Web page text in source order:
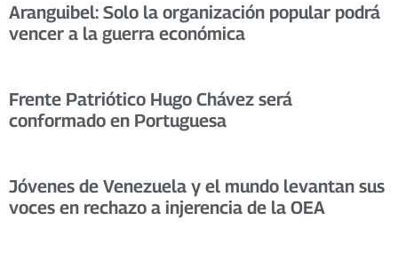
Aranguibel: Solo la organización popular podrá
vencer a la guerra económica
Frente Patriótico Hugo Chávez será
conformado en Portuguesa
Jóvenes de Venezuela y el mundo levantan sus
voces en rechazo a injerencia de la OEA